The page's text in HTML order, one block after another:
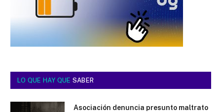
LO QUE HAY QUE SABER
Asociación denuncia presunto maltrato